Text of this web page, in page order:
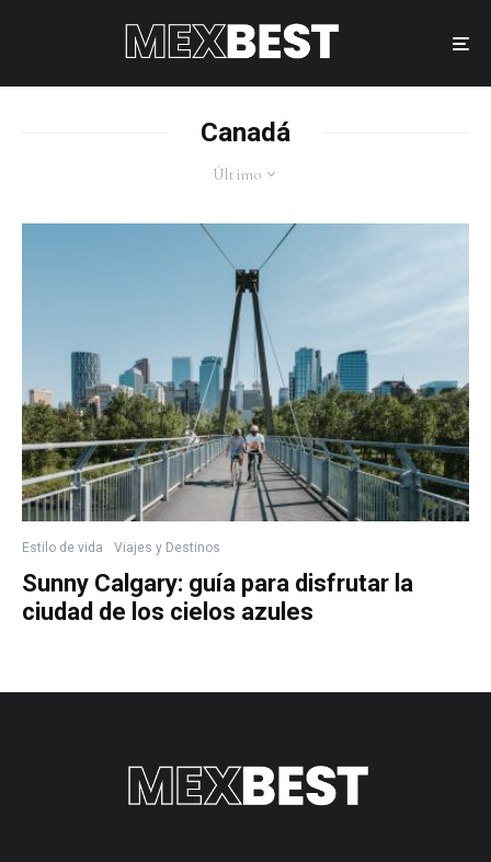
Canadá
Último
Estilo de vida Viajes y Destinos
Sunny Calgary: guía para disfrutar la
ciudad de los cielos azules